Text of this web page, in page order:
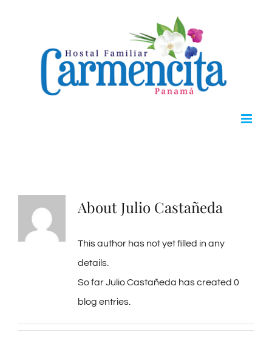
About Julio Castañeda
This author has not yet filled in any
details.
So far Julio Castañeda has created 0
blog entries.